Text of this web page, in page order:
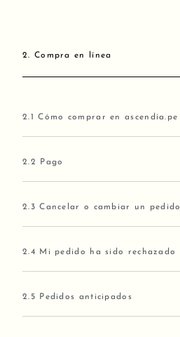
2. Compra en línea
2.1 Cómo comprar en ascendía.pe
2.2 Pago
2.3 Cancelar o cambiar un pedido
2.4 Mi pedido ha sido rechazado
2.5 Pedidos anticipados